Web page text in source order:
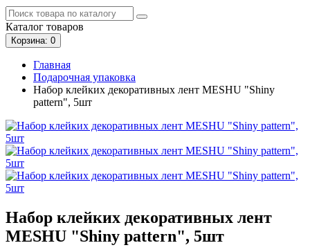
Каталог товаров
Корзина: 0
Главная
Подарочная упаковка
Набор клейких декоративных лент MESHU "Shiny
pattern", 5шт
Набор клейких декоративных лент
MESHU "Shiny pattern", 5шт